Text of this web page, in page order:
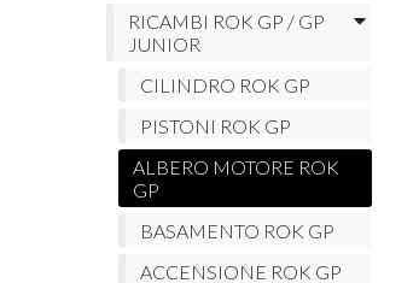
RICAMBI ROK GP / GP
JUNIOR
CILINDRO ROK GP
PISTONI ROK GP
ALBERO MOTORE ROK
GP
BASAMENTO ROK GP
ACCENSIONE ROK GP